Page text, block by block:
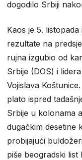
dogodilo Srbiji
Kaos je 5.
rezultate na
rujna izgubio od
Srbije (DOS) i
Vojislava
plato ispred
Srbije u kolonama
dugačkim desetine
probijajući
piše beogradski list